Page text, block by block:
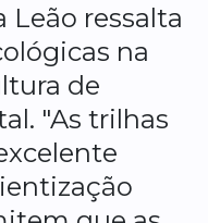
Leão ressalta
na
de
"As trilhas